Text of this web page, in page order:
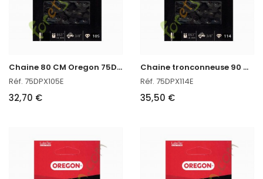
C
haine 80 CM Oregon 75DPX105E
Réf. 75DPX105E
32,70 €
C
haine tronconneuse 90 CM Oregon 75DPX114E
Réf. 75DPX114E
35,50 €